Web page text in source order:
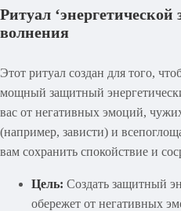
Ритуал
волнения
Этот ритуал создан для того,
мощный защитный
вас от негативных эмоций,
(например, зависти) и
вам сохранить спокойствие и
Цель: Создать защитный
обережет от негативных